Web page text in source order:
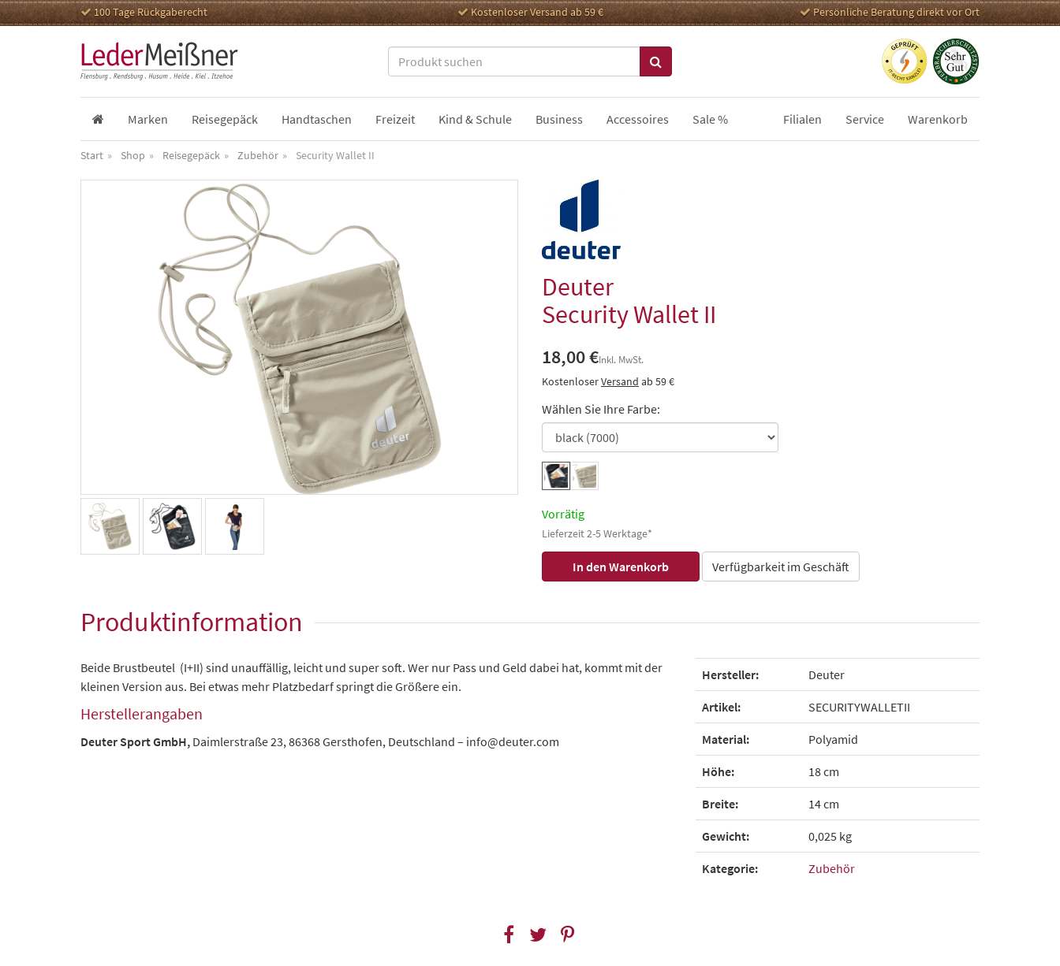
100 Tage Rückgaberecht Kostenloser Versand ab 59 € Persönliche Beratung direkt vor Ort
Marken Reisegepäck Handtaschen Freizeit Kind & Schule Business Accessoires Sale % Filialen Service Warenkorb
Start Shop Reisegepäck Zubehör Security Wallet II
Deuter
Security Wallet II
18,00 €Inkl. MwSt.
KostenloserVersand ab 59 €
Wählen Sie Ihre Farbe:
Vorrätig
Lieferzeit 2-5 Werktage*
Verfügbarkeit im Geschäft
Produktinformation
Beide Brustbeutel (I+II) sind unauffällig, leicht und super soft. Wer nur Pass und Geld dabei hat, kommt mit der
kleinen Version aus. Bei etwas mehr Platzbedarf springt die Größere ein.
Herstellerangaben
Deuter Sport GmbH, Daimlerstraße 23, 86368 Gersthofen, Deutschland – info@deuter.com
Hersteller: Deuter
Artikel: SECURITYWALLETII
Material: Polyamid
Höhe: 18 cm
Breite: 14 cm
Gewicht: 0,025 kg
Kategorie: Zubehör